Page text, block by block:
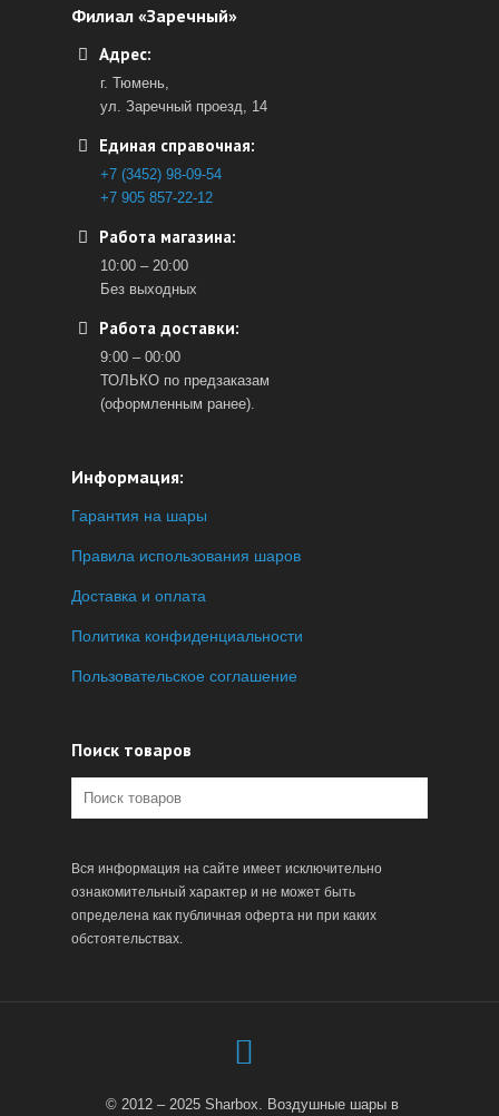
Филиал «Заречный»
Адрес:
г. Тюмень,
ул. Заречный проезд, 14
Единая справочная:
+7 (3452) 98-09-54
+7 905 857-22-12
Работа магазина:
10:00 – 20:00
Без выходных
Работа доставки:
9:00 – 00:00
ТОЛЬКО по предзаказам
(оформленным ранее).
Информация:
Гарантия на шары
Правила использования шаров
Доставка и оплата
Политика конфиденциальности
Пользовательское соглашение
Поиск товаров
Вся информация на сайте имеет исключительно
ознакомительный характер и не может быть
определена как публичная оферта ни при каких
обстоятельствах.
© 2012 – 2025 Sharbox. Воздушные шары в